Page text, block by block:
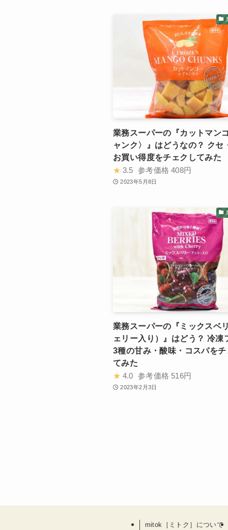
業務スーパーの『カットマン
ャンク〉』はどうなの？ クセ
お買い得度をチェクしてみた
★ 3.5 参考価格 408円
2023年5月8日
業務スーパーの『ミックスベ
ェリー入り）』はどう？ 冷凍
3種の甘み・酸味・コスパを
てみた
★ 4.0 参考価格 516円
2023年2月3日
mitok［ミトク］について